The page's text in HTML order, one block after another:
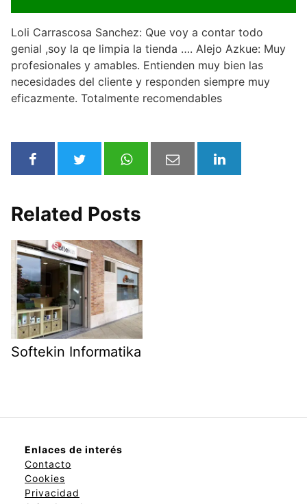
Loli Carrascosa Sanchez: Que voy a contar todo
genial ,soy la qe limpia la tienda …. Alejo Azkue: Muy
profesionales y amables. Entienden muy bien las
necesidades del cliente y responden siempre muy
eficazmente. Totalmente recomendables
Related Posts
Softekin Informatika
Enlaces de interés
Contacto
Cookies
Privacidad